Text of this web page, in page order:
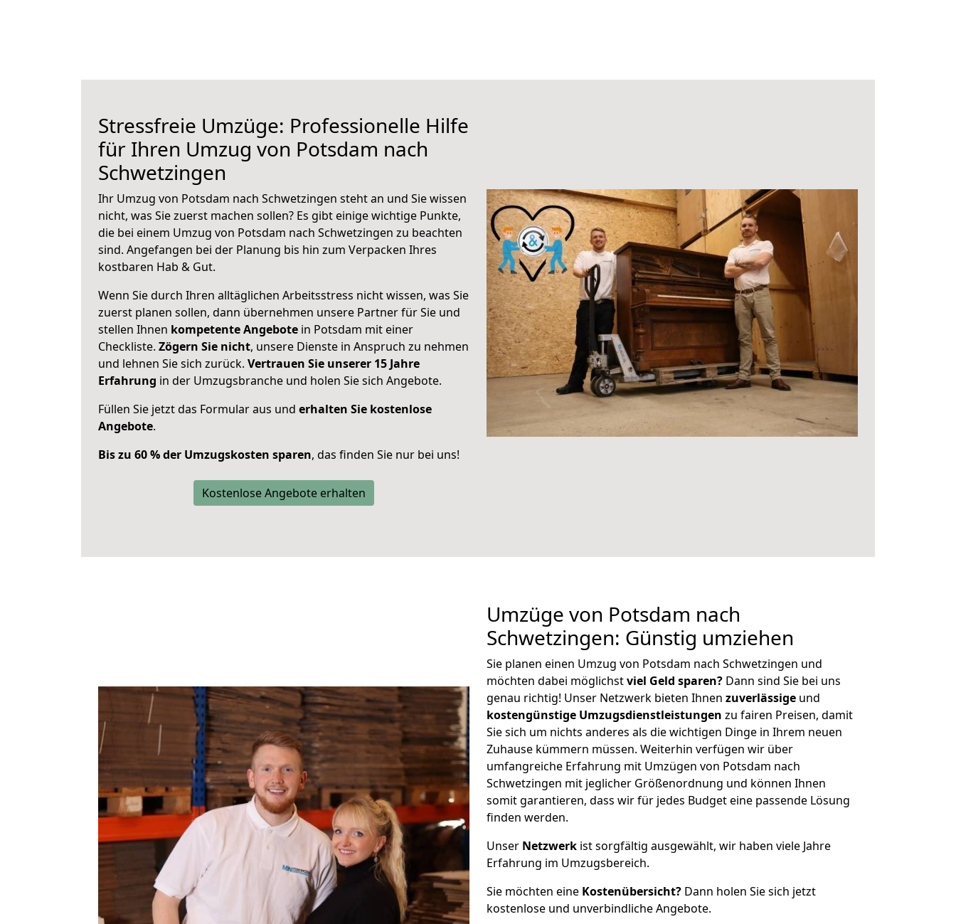
Stressfreie Umzüge: Professionelle Hilfe
für Ihren Umzug von Potsdam nach
Schwetzingen
Ihr Umzug von Potsdam nach Schwetzingen steht an und Sie wissen
nicht, was Sie zuerst machen sollen? Es gibt einige wichtige Punkte,
die bei einem Umzug von Potsdam nach Schwetzingen zu beachten
sind. Angefangen bei der Planung bis hin zum Verpacken Ihres
kostbaren Hab & Gut.
Wenn Sie durch Ihren alltäglichen Arbeitsstress nicht wissen, was Sie
zuerst planen sollen, dann übernehmen unsere Partner für Sie und
stellen Ihnen kompetente Angebote in Potsdam mit einer
Checkliste. Zögern Sie nicht, unsere Dienste in Anspruch zu nehmen
und lehnen Sie sich zurück. Vertrauen Sie unserer 15 Jahre
Erfahrung in der Umzugsbranche und holen Sie sich Angebote.
Füllen Sie jetzt das Formular aus und erhalten Sie kostenlose
Angebote.
Bis zu 60 % der Umzugskosten sparen, das finden Sie nur bei uns!
Kostenlose Angebote erhalten
Umzüge von Potsdam nach
Schwetzingen: Günstig umziehen
Sie planen einen Umzug von Potsdam nach Schwetzingen und
möchten dabei möglichstviel Geld sparen? Dann sind Sie bei uns
genau richtig! Unser Netzwerk bieten Ihnen zuverlässige und
kostengünstige Umzugsdienstleistungen zu fairen Preisen, damit
Sie sich um nichts anderes als die wichtigen Dinge in Ihrem neuen
Zuhause kümmern müssen. Weiterhin verfügen wir über
umfangreiche Erfahrung mit Umzügen von Potsdam nach
Schwetzingen mit jeglicher Größenordnung und können Ihnen
somit garantieren, dass wir für jedes Budget eine passende Lösung
finden werden.
Unser Netzwerk ist sorgfältig ausgewählt, wir haben viele Jahre
Erfahrung im Umzugsbereich.
Sie möchten eine Kostenübersicht? Dann holen Sie sich jetzt
kostenlose und unverbindliche Angebote.